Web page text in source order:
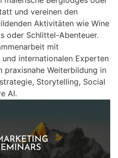
und vereinen den
Aktivitäten wie Wine
oder Schlittel-Abenteuer.
mit
internationalen Experten
Weiterbildung in
Storytelling, Social
AI.